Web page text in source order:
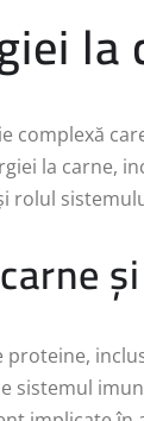
la
complexă
la carne,
rolul
proteine,
sistemul